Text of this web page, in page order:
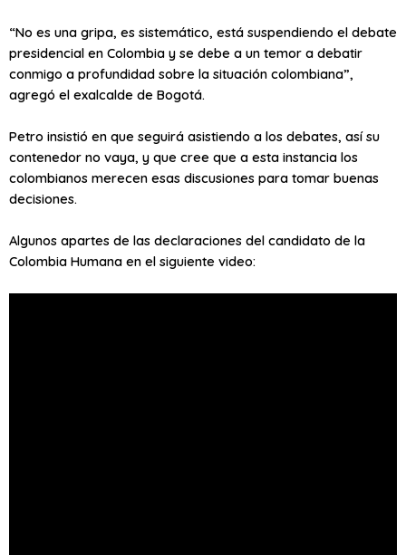
“No es una gripa, es sistemático, está suspendiendo el debate
presidencial en Colombia y se debe a un temor a debatir
conmigo a profundidad sobre la situación colombiana”,
agregó el exalcalde de Bogotá.
Petro insistió en que seguirá asistiendo a los debates, así su
contenedor no vaya, y que cree que a esta instancia los
colombianos merecen esas discusiones para tomar buenas
decisiones.
Algunos apartes de las declaraciones del candidato de la
Colombia Humana en el siguiente video: